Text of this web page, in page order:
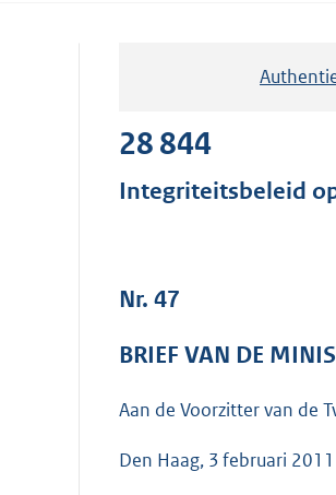
28 844
Integriteitsbeleid
Nr. 47
BRIEF VAN DE
Aan de Voorzitter van de
Den Haag, 3 februari 2011